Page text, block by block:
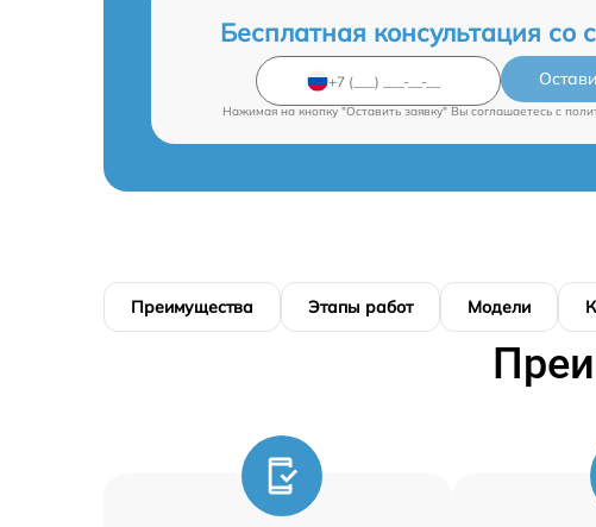
Бесплатная консультация со
Нажимая на кнопку "Оставить заявку" Вы соглашаетесь c
Преимущества Этапы работ Модели